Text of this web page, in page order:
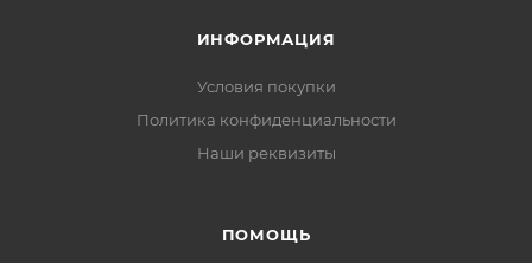
ИНФОРМАЦИЯ
Условия покупки
Политика конфиденциальности
Наши реквизиты
ПОМОЩЬ